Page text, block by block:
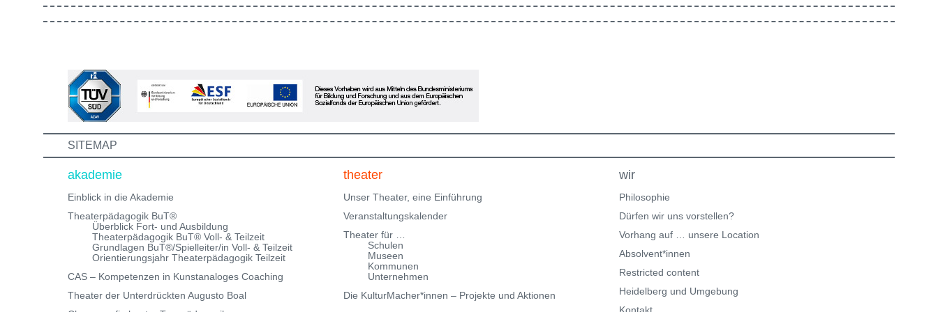
Weiterbildungen und erhalte eine Einladung zum
Informations- und Aufnahmeworkshop. Bei Fragen,
schreibe uns einfach eine Mail an:
info@theaterwerkstatt-heidelberg.de Wir freuen uns auf
Klingenteichstraße verfügen. Hinweise über
Parkmöglichkeiten findest Du hier:
SITEMAP
akademie
Einblick in die Akademie
Theaterpädagogik BuT®
Überblick Fort- und Ausbildung
Theaterpädagogik BuT® Voll- & Teilzeit
Grundlagen BuT®/Spielleiter/in Voll- & Teilzeit
Orientierungsjahr Theaterpädagogik Teilzeit
CAS – Kompetenzen in Kunstanaloges Coaching
Theater der Unterdrückten Augusto Boal
theater
Unser Theater, eine Einführung
Veranstaltungskalender
Theater für …
Schulen
Museen
Kommunen
Unternehmen
Die KulturMacher*innen – Projekte und Aktionen
wir
Philosophie
Dürfen wir uns vorstellen?
Vorhang auf … unsere Location
Absolvent*innen
Restricted content
Heidelberg und Umgebung